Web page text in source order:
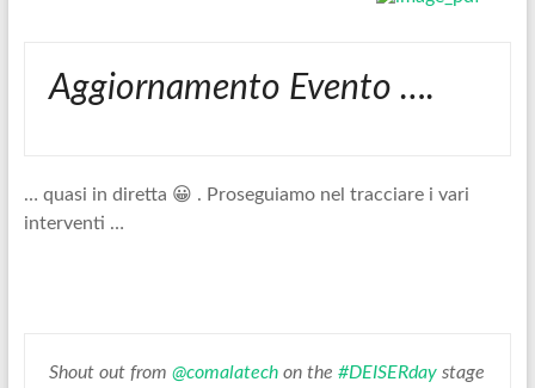
Aggiornamento Evento ….
… quasi in diretta 😀 . Proseguiamo nel tracciare i vari
interventi …
Shout out from@comalatech on the#DEISERday stage